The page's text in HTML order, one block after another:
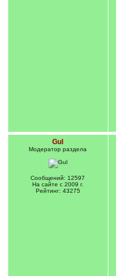
Gul
Модератор раздела
Сообщений: 12597
На сайте с 2009 г.
Рейтинг: 43275